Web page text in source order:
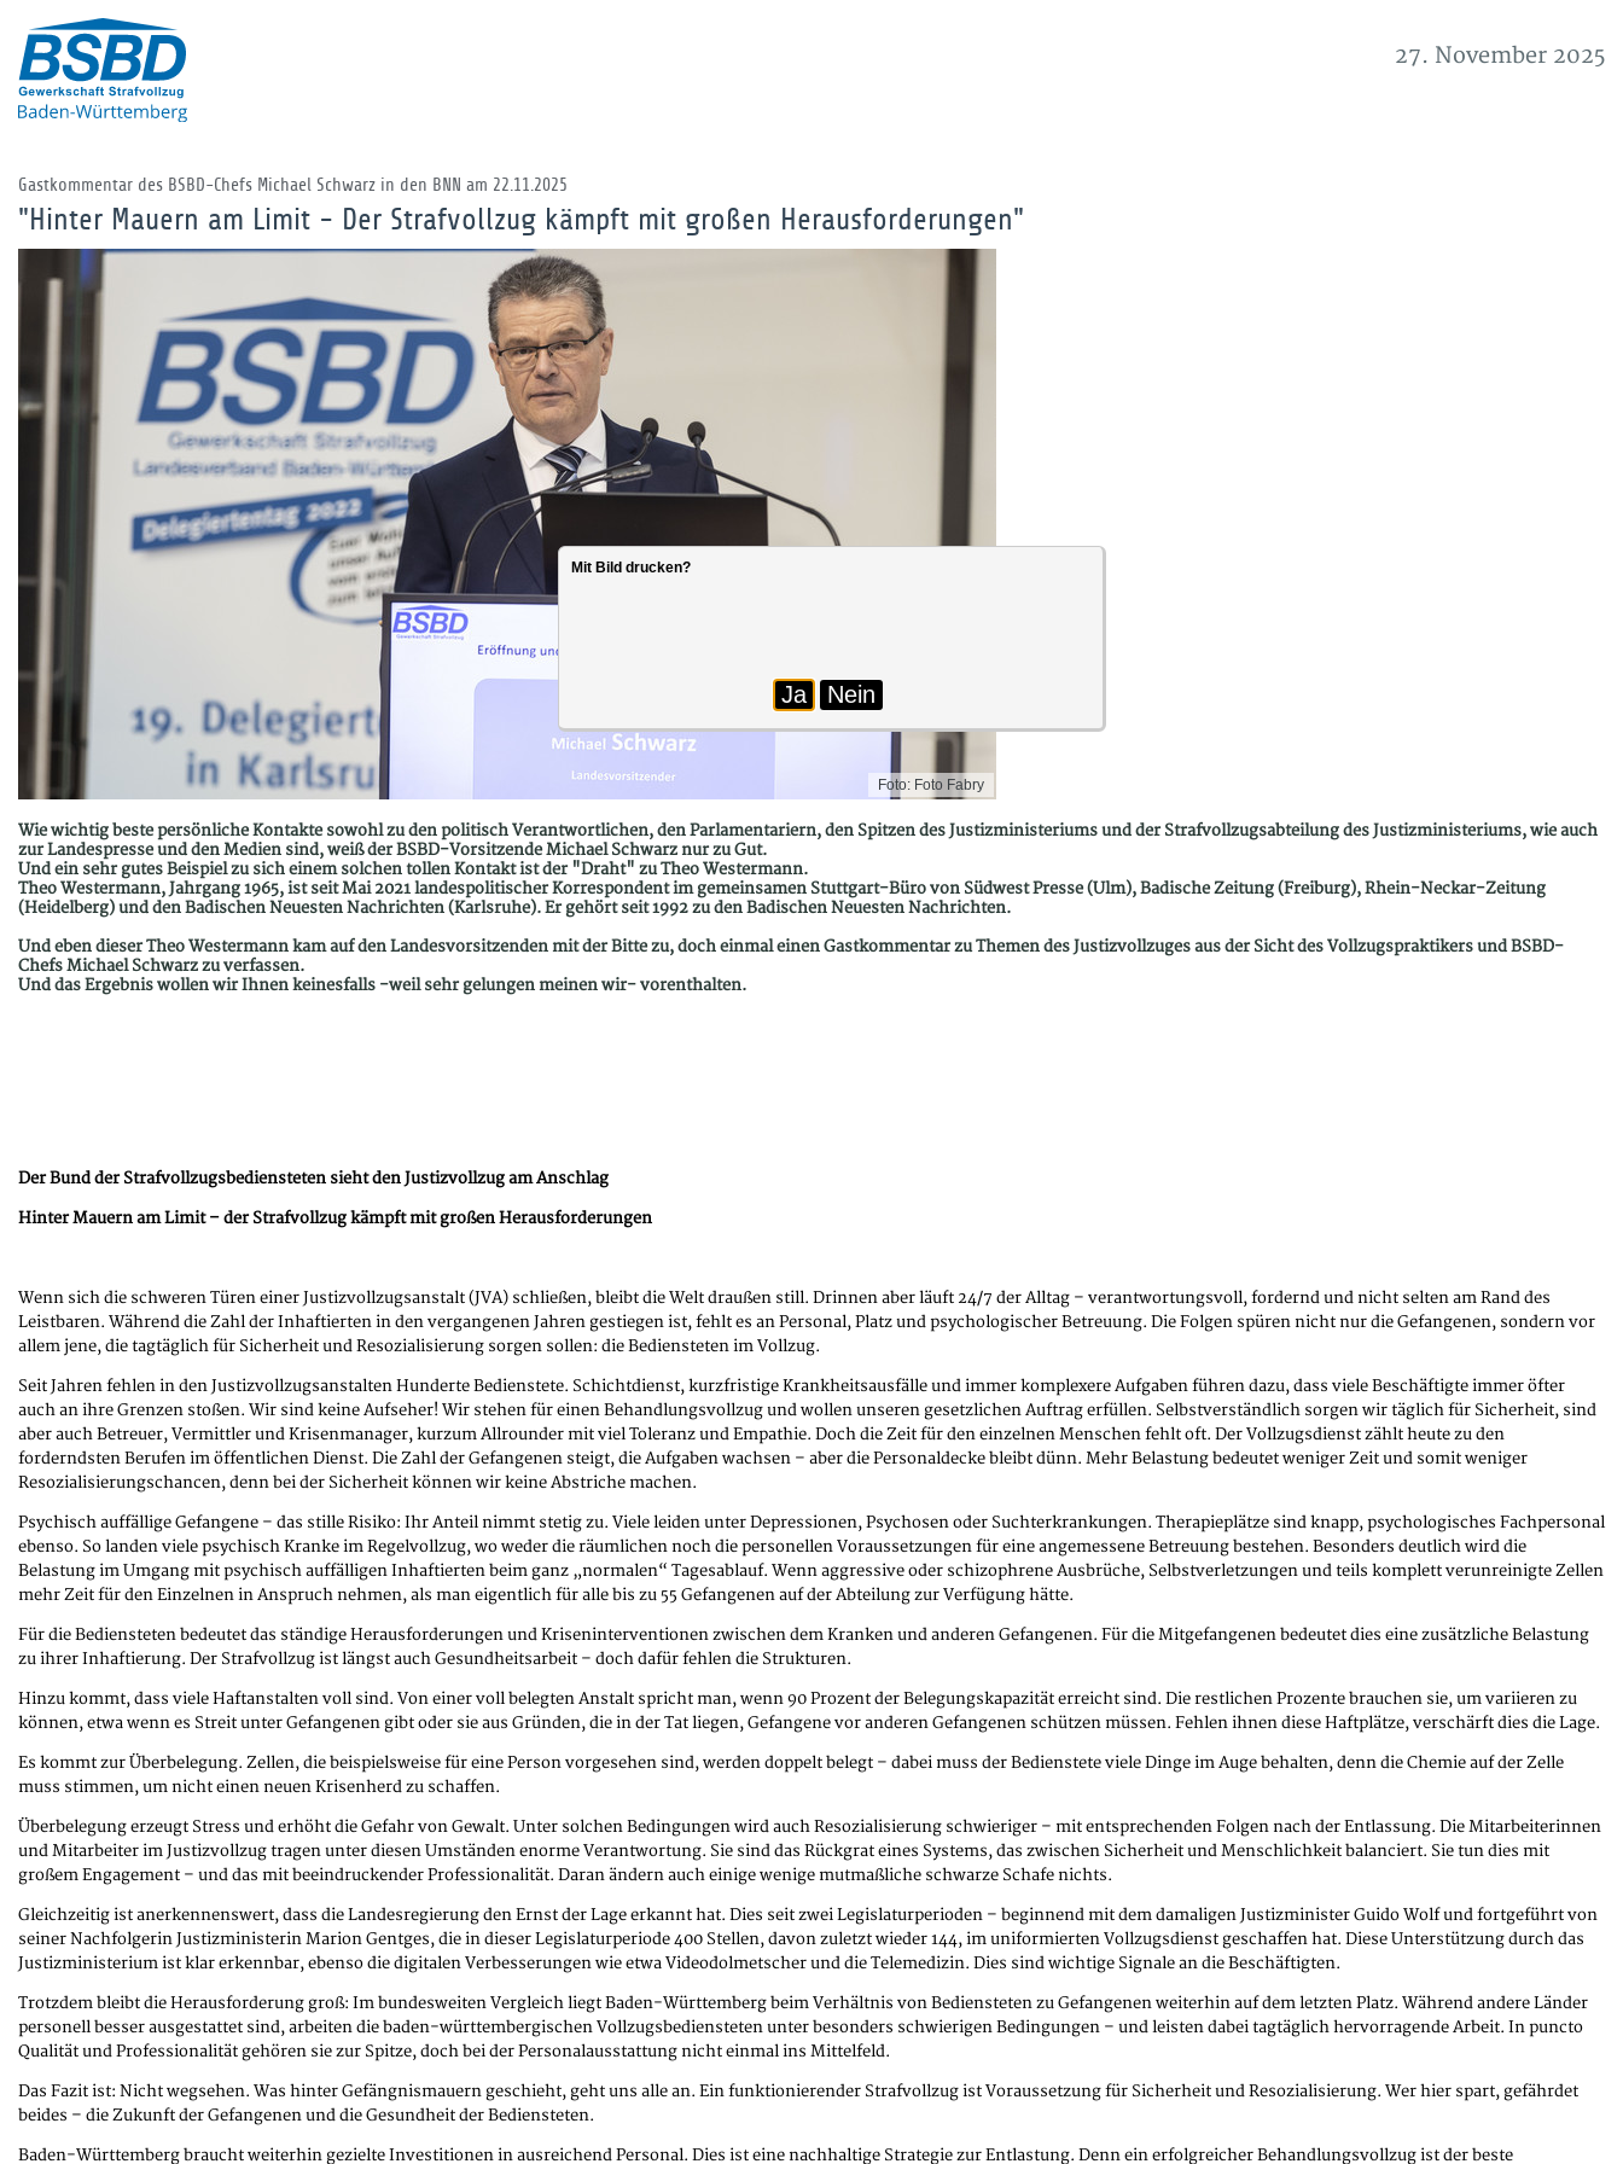
27. November 2025
Gastkommentar des BSBD-Chefs Michael Schwarz in den BNN am 22.11.2025
"Hinter Mauern am Limit - Der Strafvollzug kämpft mit großen Herausforderungen"
Foto: Foto Fabry
Wie wichtig beste persönliche Kontakte sowohl zu den politisch Verantwortlichen, den Parlamentariern, den Spitzen des Justizministeriums und der Strafvollzugsabteilung des Justizministeriums, wie auch
zur Landespresse und den Medien sind, weiß der BSBD-Vorsitzende Michael Schwarz nur zu Gut.
Und ein sehr gutes Beispiel zu sich einem solchen tollen Kontakt ist der "Draht" zu Theo Westermann.
Theo Westermann, Jahrgang 1965, ist seit Mai 2021 landespolitischer Korrespondent im gemeinsamen Stuttgart-Büro von Südwest Presse (Ulm), Badische Zeitung (Freiburg), Rhein-Neckar-Zeitung
(Heidelberg) und den Badischen Neuesten Nachrichten (Karlsruhe). Er gehört seit 1992 zu den Badischen Neuesten Nachrichten.
Und eben dieser Theo Westermann kam auf den Landesvorsitzenden mit der Bitte zu, doch einmal einen Gastkommentar zu Themen des Justizvollzuges aus der Sicht des Vollzugspraktikers und BSBD-
Chefs Michael Schwarz zu verfassen.
Und das Ergebnis wollen wir Ihnen keinesfalls -weil sehr gelungen meinen wir- vorenthalten.
Der Bund der Strafvollzugsbediensteten sieht den Justizvollzug am Anschlag
Hinter Mauern am Limit – der Strafvollzug kämpft mit großen Herausforderungen
Wenn sich die schweren Türen einer Justizvollzugsanstalt (JVA) schließen, bleibt die Welt draußen still. Drinnen aber läuft 24/7 der Alltag – verantwortungsvoll, fordernd und nicht selten am Rand des
Leistbaren. Während die Zahl der Inhaftierten in den vergangenen Jahren gestiegen ist, fehlt es an Personal, Platz und psychologischer Betreuung. Die Folgen spüren nicht nur die Gefangenen, sondern vor
allem jene, die tagtäglich für Sicherheit und Resozialisierung sorgen sollen: die Bediensteten im Vollzug.
Seit Jahren fehlen in den Justizvollzugsanstalten Hunderte Bedienstete. Schichtdienst, kurzfristige Krankheitsausfälle und immer komplexere Aufgaben führen dazu, dass viele Beschäftigte immer öfter
auch an ihre Grenzen stoßen. Wir sind keine Aufseher! Wir stehen für einen Behandlungsvollzug und wollen unseren gesetzlichen Auftrag erfüllen. Selbstverständlich sorgen wir täglich für Sicherheit, sind
aber auch Betreuer, Vermittler und Krisenmanager, kurzum Allrounder mit viel Toleranz und Empathie. Doch die Zeit für den einzelnen Menschen fehlt oft. Der Vollzugsdienst zählt heute zu den
forderndsten Berufen im öffentlichen Dienst. Die Zahl der Gefangenen steigt, die Aufgaben wachsen – aber die Personaldecke bleibt dünn. Mehr Belastung bedeutet weniger Zeit und somit weniger
Resozialisierungschancen, denn bei der Sicherheit können wir keine Abstriche machen.
Psychisch auffällige Gefangene – das stille Risiko: Ihr Anteil nimmt stetig zu. Viele leiden unter Depressionen, Psychosen oder Suchterkrankungen. Therapieplätze sind knapp, psychologisches Fachpersonal
ebenso. So landen viele psychisch Kranke im Regelvollzug, wo weder die räumlichen noch die personellen Voraussetzungen für eine angemessene Betreuung bestehen. Besonders deutlich wird die
Belastung im Umgang mit psychisch auffälligen Inhaftierten beim ganz „normalen“ Tagesablauf. Wenn aggressive oder schizophrene Ausbrüche, Selbstverletzungen und teils komplett verunreinigte Zellen
mehr Zeit für den Einzelnen in Anspruch nehmen, als man eigentlich für alle bis zu 55 Gefangenen auf der Abteilung zur Verfügung hätte.
Für die Bediensteten bedeutet das ständige Herausforderungen und Kriseninterventionen zwischen dem Kranken und anderen Gefangenen. Für die Mitgefangenen bedeutet dies eine zusätzliche Belastung
zu ihrer Inhaftierung. Der Strafvollzug ist längst auch Gesundheitsarbeit – doch dafür fehlen die Strukturen.
Hinzu kommt, dass viele Haftanstalten voll sind. Von einer voll belegten Anstalt spricht man, wenn 90 Prozent der Belegungskapazität erreicht sind. Die restlichen Prozente brauchen sie, um variieren zu
können, etwa wenn es Streit unter Gefangenen gibt oder sie aus Gründen, die in der Tat liegen, Gefangene vor anderen Gefangenen schützen müssen. Fehlen ihnen diese Haftplätze, verschärft dies die Lage.
Es kommt zur Überbelegung. Zellen, die beispielsweise für eine Person vorgesehen sind, werden doppelt belegt – dabei muss der Bedienstete viele Dinge im Auge behalten, denn die Chemie auf der Zelle
muss stimmen, um nicht einen neuen Krisenherd zu schaffen.
Überbelegung erzeugt Stress und erhöht die Gefahr von Gewalt. Unter solchen Bedingungen wird auch Resozialisierung schwieriger – mit entsprechenden Folgen nach der Entlassung. Die Mitarbeiterinnen
und Mitarbeiter im Justizvollzug tragen unter diesen Umständen enorme Verantwortung. Sie sind das Rückgrat eines Systems, das zwischen Sicherheit und Menschlichkeit balanciert. Sie tun dies mit
großem Engagement – und das mit beeindruckender Professionalität. Daran ändern auch einige wenige mutmaßliche schwarze Schafe nichts.
Gleichzeitig ist anerkennenswert, dass die Landesregierung den Ernst der Lage erkannt hat. Dies seit zwei Legislaturperioden – beginnend mit dem damaligen Justizminister Guido Wolf und fortgeführt von
seiner Nachfolgerin Justizministerin Marion Gentges, die in dieser Legislaturperiode 400 Stellen, davon zuletzt wieder 144, im uniformierten Vollzugsdienst geschaffen hat. Diese Unterstützung durch das
Justizministerium ist klar erkennbar, ebenso die digitalen Verbesserungen wie etwa Videodolmetscher und die Telemedizin. Dies sind wichtige Signale an die Beschäftigten.
Trotzdem bleibt die Herausforderung groß: Im bundesweiten Vergleich liegt Baden-Württemberg beim Verhältnis von Bediensteten zu Gefangenen weiterhin auf dem letzten Platz. Während andere Länder
personell besser ausgestattet sind, arbeiten die baden-württembergischen Vollzugsbediensteten unter besonders schwierigen Bedingungen – und leisten dabei tagtäglich hervorragende Arbeit. In puncto
Qualität und Professionalität gehören sie zur Spitze, doch bei der Personalausstattung nicht einmal ins Mittelfeld.
Das Fazit ist: Nicht wegsehen. Was hinter Gefängnismauern geschieht, geht uns alle an. Ein funktionierender Strafvollzug ist Voraussetzung für Sicherheit und Resozialisierung. Wer hier spart, gefährdet
beides – die Zukunft der Gefangenen und die Gesundheit der Bediensteten.
Baden-Württemberg braucht weiterhin gezielte Investitionen in ausreichend Personal. Dies ist eine nachhaltige Strategie zur Entlastung. Denn ein erfolgreicher Behandlungsvollzug ist der beste
Mit Bild drucken?
Ja Nein